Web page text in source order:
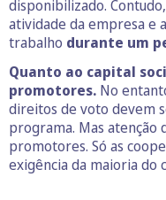
disponibilizado.
atividade da empresa e
trabalho durante um
Quanto ao capital
promotores. No
direitos de voto devem
programa. Mas atenção
promotores. Só as
exigência da maioria do